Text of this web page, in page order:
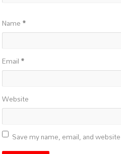
Name*
Email*
Website
Save my name, email, and